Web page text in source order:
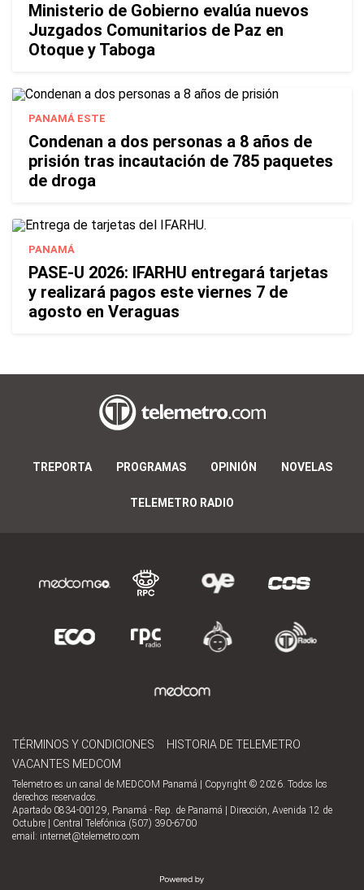
Ministerio de Gobierno evalúa nuevos
Juzgados Comunitarios de Paz en
Otoque y Taboga
PANAMÁ ESTE
Condenan a dos personas a 8 años de
prisión tras incautación de 785 paquetes
de droga
PANAMÁ
PASE-U 2026: IFARHU entregará tarjetas
y realizará pagos este viernes 7 de
agosto en Veraguas
TREPORTA PROGRAMAS OPINIÓN NOVELAS
TELEMETRO RADIO
TÉRMINOS Y CONDICIONES
HISTORIA DE TELEMETRO
VACANTES MEDCOM
Telemetro es un canal de MEDCOM Panamá | Copyright © 2026. Todos los
derechos reservados.
Apartado 0834-00129, Panamá - Rep. de Panamá | Dirección, Avenida 12 de
Octubre | Central Telefónica (507) 390-6700
email: internet@telemetro.com